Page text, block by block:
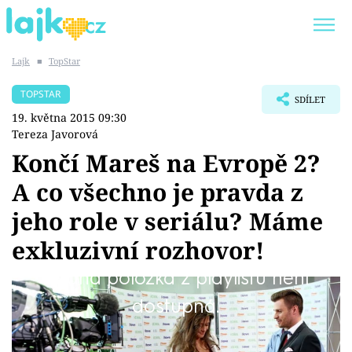
SHOPAHOLICADEL
Témata
Showbyznys
Youtubeři
Virály
Lajk ■ TopStar
TOPSTAR
19. května 2015 09:30
Tereza Javorová
SDÍLET
Končí Mareš na Evropě 2?
A co všechno je pravda z
jeho role v seriálu? Máme
exkluzivní rozhovor!
Žádná položka z playlistu není
dostupná.
Leoš Mareš se v úterý objevil spolu se svou
životní láskou Petrou Faltýnovou v seriálu
Svatby v Benátkách, kde si zahráli sami sebe v